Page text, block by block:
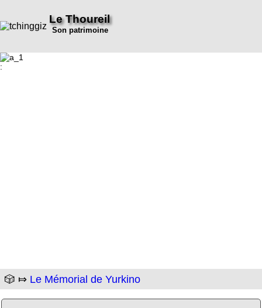
Le Thoureil
Son patrimoine
:
🎲 ⤇ Le Mémorial de Yurkino